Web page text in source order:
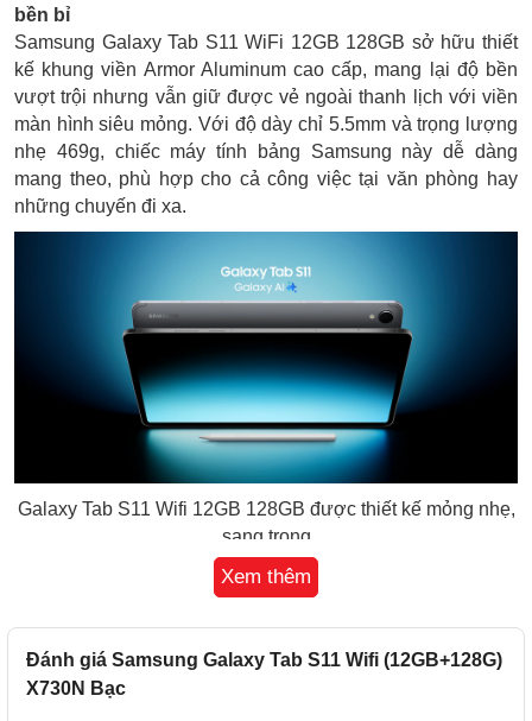
bền bỉ
Samsung Galaxy Tab S11 WiFi 12GB 128GB sở hữu thiết
kế khung viền Armor Aluminum cao cấp, mang lại độ bền
vượt trội nhưng vẫn giữ được vẻ ngoài thanh lịch với viền
màn hình siêu mỏng. Với độ dày chỉ 5.5mm và trọng lượng
nhẹ 469g, chiếc máy tính bảng Samsung này dễ dàng
mang theo, phù hợp cho cả công việc tại văn phòng hay
những chuyến đi xa.
Galaxy Tab S11 Wifi 12GB 128GB được thiết kế mỏng nhẹ,
sang trọng
Hơn nữa, Galaxy Tab S11 WiFi đạt chuẩn kháng nước và
bụi IP68, đảm bảo an tâm sử dụng trong nhiều điều kiện
môi trường. Máy có hai lựa chọn màu sắc: Xám (Gray)
mạnh mẽ, cá tính và Bạc (Silver) sang trọng, phù hợp với
mọi phong cách người dùng.
Xem thêm
Đánh giá Samsung Galaxy Tab S11 Wifi (12GB+128G)
X730N Bạc